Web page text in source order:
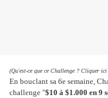
(Qu'est-ce que ce Challenge ? Cliquer
En bouclant sa 6e semaine,
challenge "$10 à $1.000 en 9